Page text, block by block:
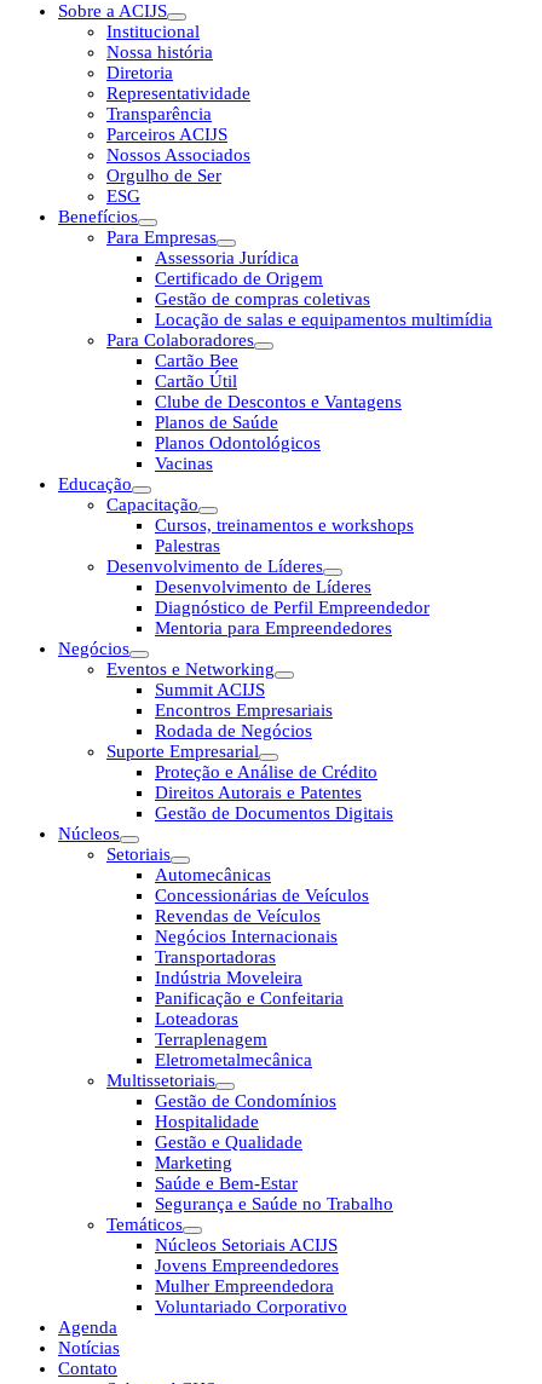
Sobre a ACIJS
Institucional
Nossa história
Diretoria
Representatividade
Transparência
Parceiros ACIJS
Nossos Associados
Orgulho de Ser
ESG
Benefícios
Para Empresas
Assessoria Jurídica
Certificado de Origem
Gestão de compras coletivas
Locação de salas e equipamentos multimídia
Para Colaboradores
Cartão Bee
Cartão Útil
Clube de Descontos e Vantagens
Planos de Saúde
Planos Odontológicos
Vacinas
Educação
Capacitação
Cursos, treinamentos e workshops
Palestras
Desenvolvimento de Líderes
Desenvolvimento de Líderes
Diagnóstico de Perfil Empreendedor
Mentoria para Empreendedores
Negócios
Eventos e Networking
Summit ACIJS
Encontros Empresariais
Rodada de Negócios
Suporte Empresarial
Proteção e Análise de Crédito
Direitos Autorais e Patentes
Gestão de Documentos Digitais
Núcleos
Setoriais
Automecânicas
Concessionárias de Veículos
Revendas de Veículos
Negócios Internacionais
Transportadoras
Indústria Moveleira
Panificação e Confeitaria
Loteadoras
Terraplenagem
Eletrometalmecânica
Multissetoriais
Gestão de Condomínios
Hospitalidade
Gestão e Qualidade
Marketing
Saúde e Bem-Estar
Segurança e Saúde no Trabalho
Temáticos
Núcleos Setoriais ACIJS
Jovens Empreendedores
Mulher Empreendedora
Voluntariado Corporativo
Agenda
Notícias
Contato